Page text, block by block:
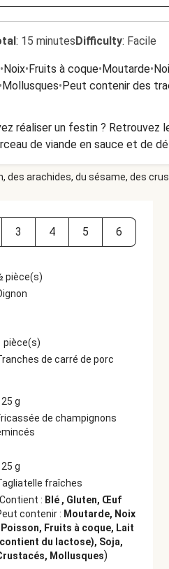
: 15 minutesDifficulty: Facile
•Noix•Fruits à coque•Moutarde•
•Mollusques•Peut contenir des
légèrement anisé du cerfeuil dans
de viande en sauce et de
arachides, du sésame, des
3 4 5 6
pièce(s)
pièce(s)
de carré de porc
g
de champignons
g
fraîches
Contient : Blé , Gluten, Œuf
contenir : Moutarde, Noix
Poisson, Fruits à coque, Lait
du lactose), Soja,
Mollusques)